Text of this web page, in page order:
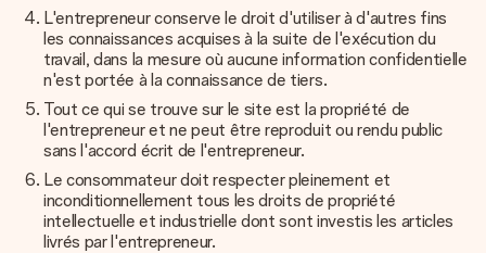
L'entrepreneur conserve le droit d'utiliser à d'autres fins
les connaissances acquises à la suite de l'exécution du
travail, dans la mesure où aucune information confidentielle
n'est portée à la connaissance de tiers.
Tout ce qui se trouve sur le site est la propriété de
l'entrepreneur et ne peut être reproduit ou rendu public
sans l'accord écrit de l'entrepreneur.
Le consommateur doit respecter pleinement et
inconditionnellement tous les droits de propriété
intellectuelle et industrielle dont sont investis les articles
livrés par l'entrepreneur.